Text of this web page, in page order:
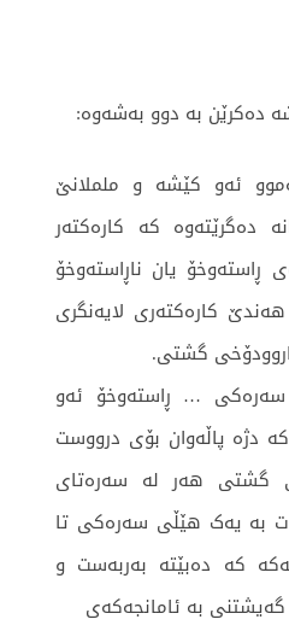
ده‌كرێن به‌ دوو به‌شه‌وه‌:
ئەو کێشە و ململانێ
دەگرێتەوە کە کارەکتەر
ڕاستەوخۆ یان ناڕاستەوخۆ
کارەکتەری لایەنگری
گشتی.
سه‌ره‌كی … ڕاستەوخۆ ئەو
کە دژە پاڵەوان بۆی درووست
گشتی هەر لە سەرەتای
بە یەک هێڵی سەرەکی تا
کە دەبێتە بەربەست و
بە ئامانجەکەی